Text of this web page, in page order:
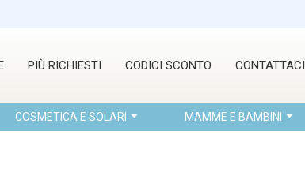
PIÙ RICHIESTI CODICI SCONTO CONTATTACI
COSMETICA E SOLARI MAMME E BAMBINI